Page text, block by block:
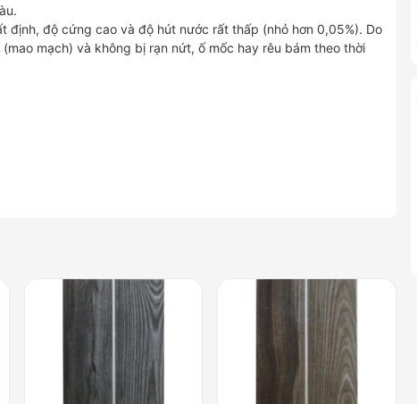
định, độ cứng cao và độ hút nước rất thấp (nhỏ hơn 0,05%). Do
mạch) và không bị rạn nứt, ố mốc hay rêu bám theo thời